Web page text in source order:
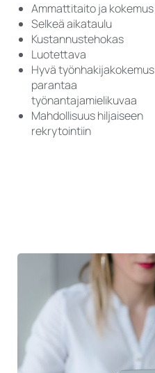
Ammattitaito ja kokemus
Selkeä aikataulu
Kustannustehokas
Luotettava
Hyvä työnhakijakokemus
parantaa
työnantajamielikuvaa
Mahdollisuus hiljaiseen
rekrytointiin